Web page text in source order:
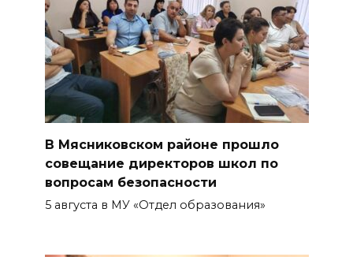
В Мясниковском районе прошло
совещание директоров школ по
вопросам безопасности
5 августа в МУ «Отдел образования»